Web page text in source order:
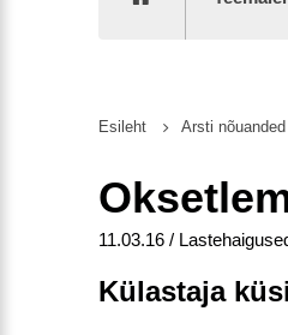
Esileht Arsti nõuanded
11.03.16 /
Külastaja